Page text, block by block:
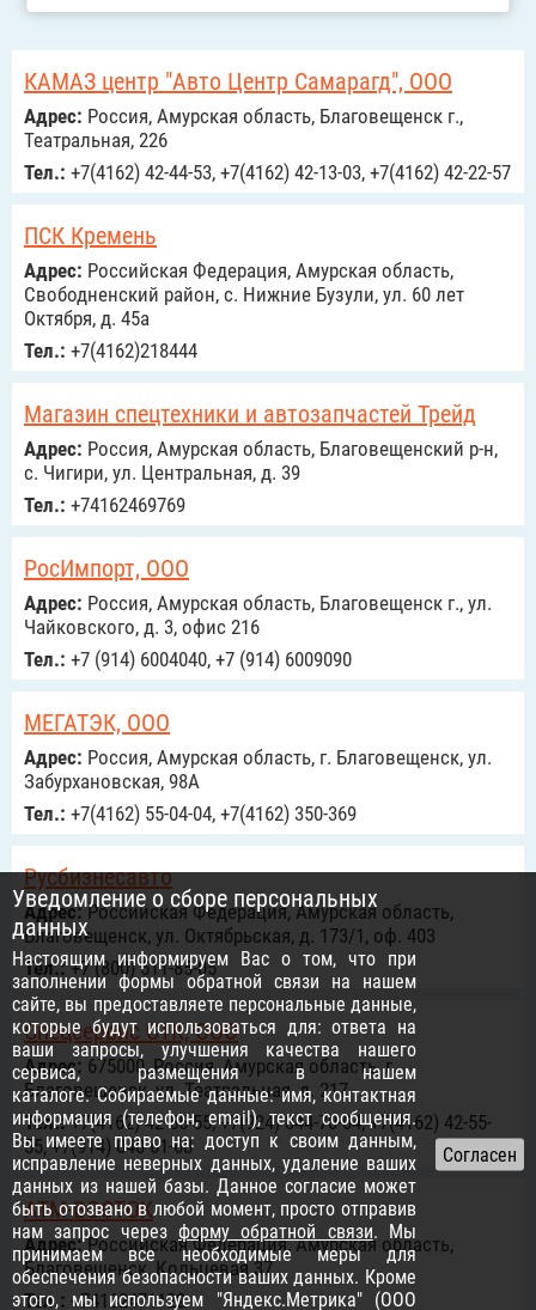
КАМАЗ центр "Авто Центр Самарагд", ООО
Адрес: Россия, Амурская область, Благовещенск г.,
Театральная, 226
Тел.: +7(4162) 42-44-53, +7(4162) 42-13-03, +7(4162) 42-22-57
ПСК Кремень
Адрес: Российcкая Федерация, Амурская область,
Свободненский район, с. Нижние Бузули, ул. 60 лет
Октября, д. 45а
Тел.: +7(4162)218444
Магазин спецтехники и автозапчастей Трейд
Адрес: Россия, Амурская область, Благовещенский р-н,
с. Чигири, ул. ​Центральная, д. 39
Тел.: +74162469769
РосИмпорт, ООО
Адрес: Россия, Амурская область, Благовещенск г., ул.
Чайковского, д. 3, офис 216
Тел.: +7 (914) 6004040, +7 (914) 6009090
МЕГАТЭК, ООО
Адрес: Россия, Амурская область, г. Благовещенск, ул.
Забурхановская, 98А
Тел.: +7(4162) 55-04-04, +7(4162) 350-369
Русбизнесавто
Адрес:Российcкая Федерация, Амурская область,
Благовещенск, ул. Октябрьская, д. 173/1, оф. 403
Тел.:+7 (800) 511-85-05
Спецсервис СТК, ООО
Адрес: 675000, Россия, Амурская область, г.
Благовещенск, ул. Театральная, д. 217
Тел.:+7(4162) 42-55-55, +7(924) 844-70-04, +7(4162) 42-55-
55, +7(914) 040-61-68
АТМ-ВОСТОК
Адрес:Российcкая Федерация, Амурская область,
Благовещенск, Кольцевая 37
Тел.: +74162471122
Уведомление о сборе персональных
данных
Настоящим информируем Вас о том, что при
заполнении формы обратной связи на нашем
сайте, вы предоставляете персональные данные,
которые будут использоваться для: ответа на
ваши запросы, улучшения качества нашего
сервиса, размещения в нашем
каталоге. Собираемые данные: имя, контактная
информация (телефон, email), текст сообщения.
Вы имеете право на: доступ к своим данным,
исправление неверных данных, удаление ваших
данных из нашей базы. Данное согласие может
быть отозвано в любой момент, просто отправив
нам запрос через форму обратной связи. Мы
принимаем все необходимые меры для
обеспечения безопасности ваших данных. Кроме
этого, мы используем "Яндекс.Метрика" (ООО